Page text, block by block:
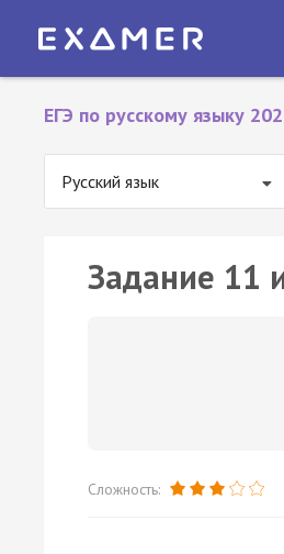
ЕГЭ по русскому языку
Русский язык
Задание 11
Сложность: